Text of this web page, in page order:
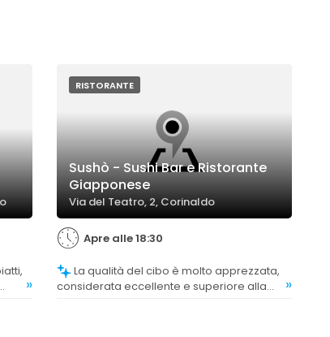
»
RISTORANTE
Sushò - Sushi Bar e Ristorante
Giapponese
Via del Teatro, 2, Corinaldo
Apre alle 18:30
La qualità del cibo è molto apprezzata,
considerata eccellente e superiore alla
»